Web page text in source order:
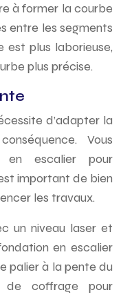
à former la courbe
entre les segments
plus laborieuse,
plus précise.
d’adapter la
Vous
en escalier pour
important de bien
les travaux.
un niveau laser et
en escalier
palier à la pente du
de coffrage pour